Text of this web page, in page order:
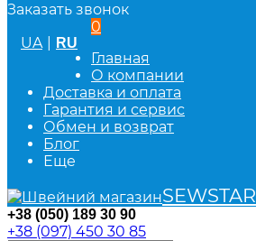
Заказать звонок
UA
RU
0
Главная
О компании
Доставка и оплата
Гарантия и сервис
Обмен и возврат
Блог
Еще
SEWSTAR
+38 (050) 189 30 90
+38 (097) 450 30 85